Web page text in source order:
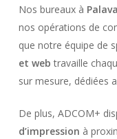
Nos bureaux à
nos opérations de
que notre équipe de
et web travaille
sur mesure, dédiées
De plus, ADCOM+
d’impression à